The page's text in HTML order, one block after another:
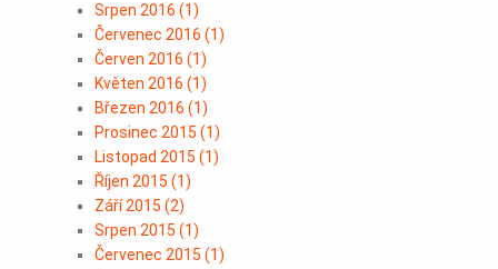
Srpen 2016 (1)
Červenec 2016 (1)
Červen 2016 (1)
Květen 2016 (1)
Březen 2016 (1)
Prosinec 2015 (1)
Listopad 2015 (1)
Říjen 2015 (1)
Září 2015 (2)
Srpen 2015 (1)
Červenec 2015 (1)